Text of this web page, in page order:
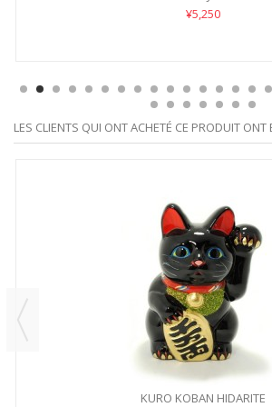
¥5,250
LES CLIENTS QUI ONT ACHETÉ CE PRODUIT ONT
KURO KOBAN HIDARITE